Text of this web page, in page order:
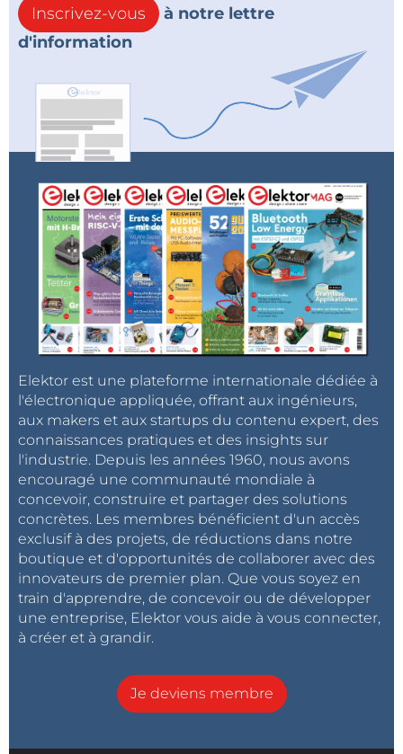
Inscrivez-vous
à notre lettre
d'information
Elektor est une plateforme internationale dédiée à
l'électronique appliquée, offrant aux ingénieurs,
aux makers et aux startups du contenu expert, des
connaissances pratiques et des insights sur
l'industrie. Depuis les années 1960, nous avons
encouragé une communauté mondiale à
concevoir, construire et partager des solutions
concrètes. Les membres bénéficient d'un accès
exclusif à des projets, de réductions dans notre
boutique et d'opportunités de collaborer avec des
innovateurs de premier plan. Que vous soyez en
train d'apprendre, de concevoir ou de développer
une entreprise, Elektor vous aide à vous connecter,
à créer et à grandir.
Je deviens membre